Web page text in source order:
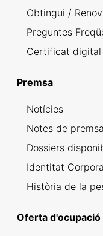
Obtingui /
Preguntes
Certificat digital
Premsa
Notícies
Notes de premsa
Dossiers
Identitat
Història de la
Oferta d'ocupació